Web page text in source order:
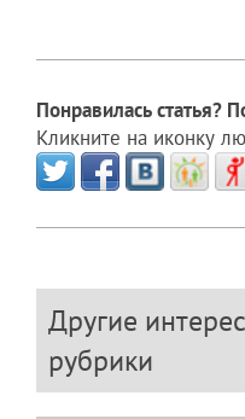
Понравилась статья?
Кликните на иконку
Другие
рубрики